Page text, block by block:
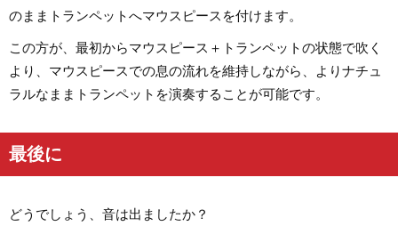
のままトランペットへマウスピースを付けます。
この方が、最初からマウスピース＋トランペットの状態で吹く
より、マウスピースでの息の流れを維持しながら、よりナチュ
ラルなままトランペットを演奏することが可能です。
最後に
どうでしょう、音は出ましたか？